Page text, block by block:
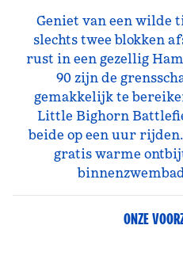
Geniet van een wilde
slechts twee blokken
rust in een gezellig
90 zijn de
gemakkelijk te
Little Bighorn
beide op een uur
gratis warme
ONZE